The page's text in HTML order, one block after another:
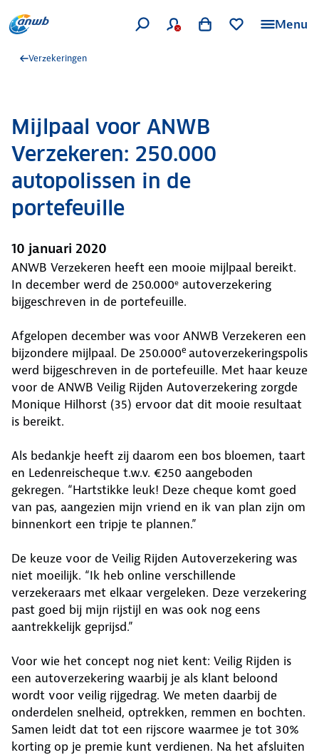
Menu
Verzekeringen
Mijlpaal voor ANWB
Verzekeren: 250.000
autopolissen in de
portefeuille
10 januari 2020
ANWB Verzekeren heeft een mooie mijlpaal bereikt.
In december werd de 250.000ᵉ autoverzekering
bijgeschreven in de portefeuille.
Afgelopen december was voor ANWB Verzekeren een
bijzondere mijlpaal. De 250.000e autoverzekeringspolis
werd bijgeschreven in de portefeuille. Met haar keuze
voor de ANWB Veilig Rijden Autoverzekering zorgde
Monique Hilhorst (35) ervoor dat dit mooie resultaat
is bereikt.
Als bedankje heeft zij daarom een bos bloemen, taart
en Ledenreischeque t.w.v. €250 aangeboden
gekregen. “Hartstikke leuk! Deze cheque komt goed
van pas, aangezien mijn vriend en ik van plan zijn om
binnenkort een tripje te plannen.”
De keuze voor de Veilig Rijden Autoverzekering was
niet moeilijk. “Ik heb online verschillende
verzekeraars met elkaar vergeleken. Deze verzekering
past goed bij mijn rijstijl en was ook nog eens
aantrekkelijk geprijsd.”
Voor wie het concept nog niet kent: Veilig Rijden is
een autoverzekering waarbij je als klant beloond
wordt voor veilig rijgedrag. We meten daarbij de
onderdelen snelheid, optrekken, remmen en bochten.
Samen leidt dat tot een rijscore waarmee je tot 30%
korting op je premie kunt verdienen. Na het afsluiten